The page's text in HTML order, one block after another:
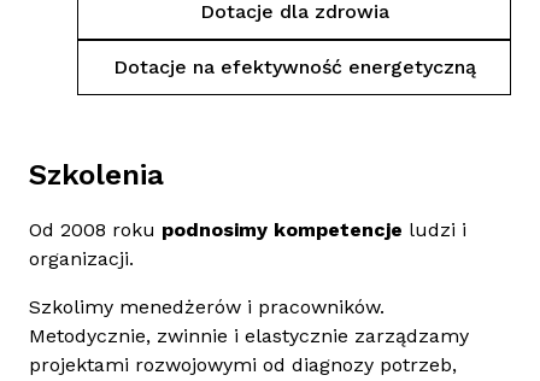
Dotacje dla zdrowia
Dotacje na efektywność energetyczną
Szkolenia
Od 2008 roku podnosimy kompetencje ludzi i
organizacji.
Szkolimy menedżerów i pracowników.
Metodycznie, zwinnie i elastycznie zarządzamy
projektami rozwojowymi od diagnozy potrzeb,